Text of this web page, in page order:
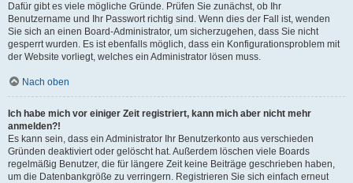
Dafür gibt es viele mögliche Gründe. Prüfen Sie zunächst, ob Ihr
Benutzername und Ihr Passwort richtig sind. Wenn dies der Fall ist, wenden
Sie sich an einen Board-Administrator, um sicherzugehen, dass Sie nicht
gesperrt wurden. Es ist ebenfalls möglich, dass ein Konfigurationsproblem mit
der Website vorliegt, welches ein Administrator lösen muss.
Nach oben
Ich habe mich vor einiger Zeit registriert, kann mich aber nicht mehr
anmelden?!
Es kann sein, dass ein Administrator Ihr Benutzerkonto aus verschieden
Gründen deaktiviert oder gelöscht hat. Außerdem löschen viele Boards
regelmäßig Benutzer, die für längere Zeit keine Beiträge geschrieben haben,
um die Datenbankgröße zu verringern. Registrieren Sie sich einfach erneut